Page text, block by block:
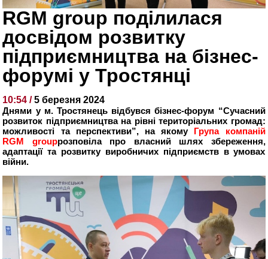
RGM group поділилася
досвідом розвитку
підприємництва на бізнес-
форумі у Тростянці
10:54 /5 березня 2024
Днями у м. Тростянець відбувся бізнес-форум “Сучасний
розвиток підприємництва на рівні територіальних громад:
можливості та перспективи”, на якому Група компаній
RGM groupрозповіла про власний шлях збереження,
адаптації та розвитку виробничих підприємств в умовах
війни.